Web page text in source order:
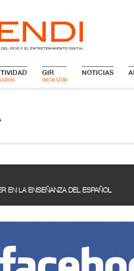
GIR
de la UVa
NOTICIAS
EN LA ENSEÑANZA DEL ESPAÑOL